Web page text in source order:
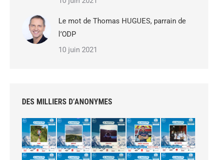
Le mot de Thomas HUGUES, parrain de
l’ODP
10 juin 2021
DES MILLIERS D’ANONYMES